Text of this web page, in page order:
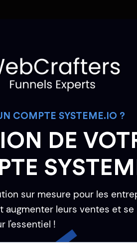
COMPTE SYSTEME.IO ?
DE
sur mesure pour les
augmenter leurs ventes et se
l'essentiel !